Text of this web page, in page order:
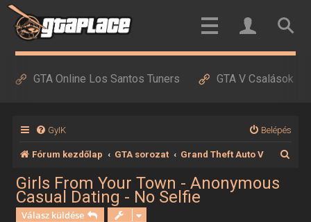
GTA Online Los Santos Tuners GTA V Csalások
GyIK Belépés
Fórum kezdőlap GTA sorozat Grand Theft Auto V
Girls From Your Town - Anonymous
Casual Dating - No Selfie
Válasz küldése